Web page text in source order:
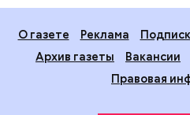
О газете Реклама
Архив газеты
Вакансии
Правовая